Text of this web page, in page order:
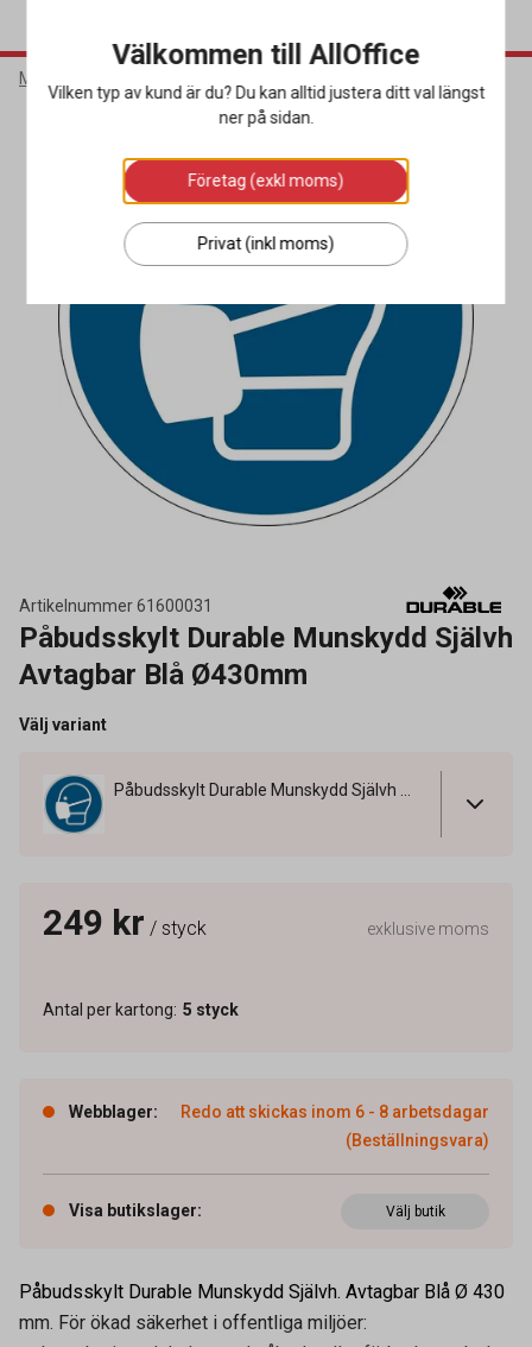
Möbler & Inredning
Artikelnummer61600031
Påbudsskylt Durable Munskydd Självh
Avtagbar Blå Ø430mm
Välj variant
249 kr / styck exklusive moms
Antal per kartong: 5 styck
Webblager:
Redo att skickas inom 6 - 8 arbetsdagar
(Beställningsvara)
Visa butikslager: Välj butik
Påbudsskylt Durable Munskydd Självh. Avtagbar Blå Ø 430
mm. För ökad säkerhet i offentliga miljöer:
Välkommen till AllOffice
Vilken typ av kund är du? Du kan alltid justera ditt val längst
ner på sidan.
Företag (exkl moms)
Privat (inkl moms)